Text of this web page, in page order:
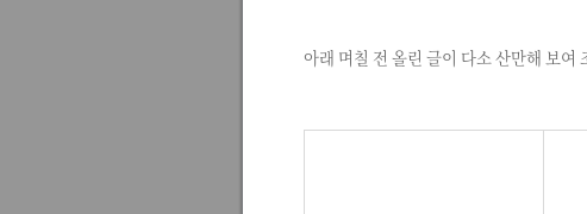
아래 며칠 전 올린 글이 다소 산만해 보여